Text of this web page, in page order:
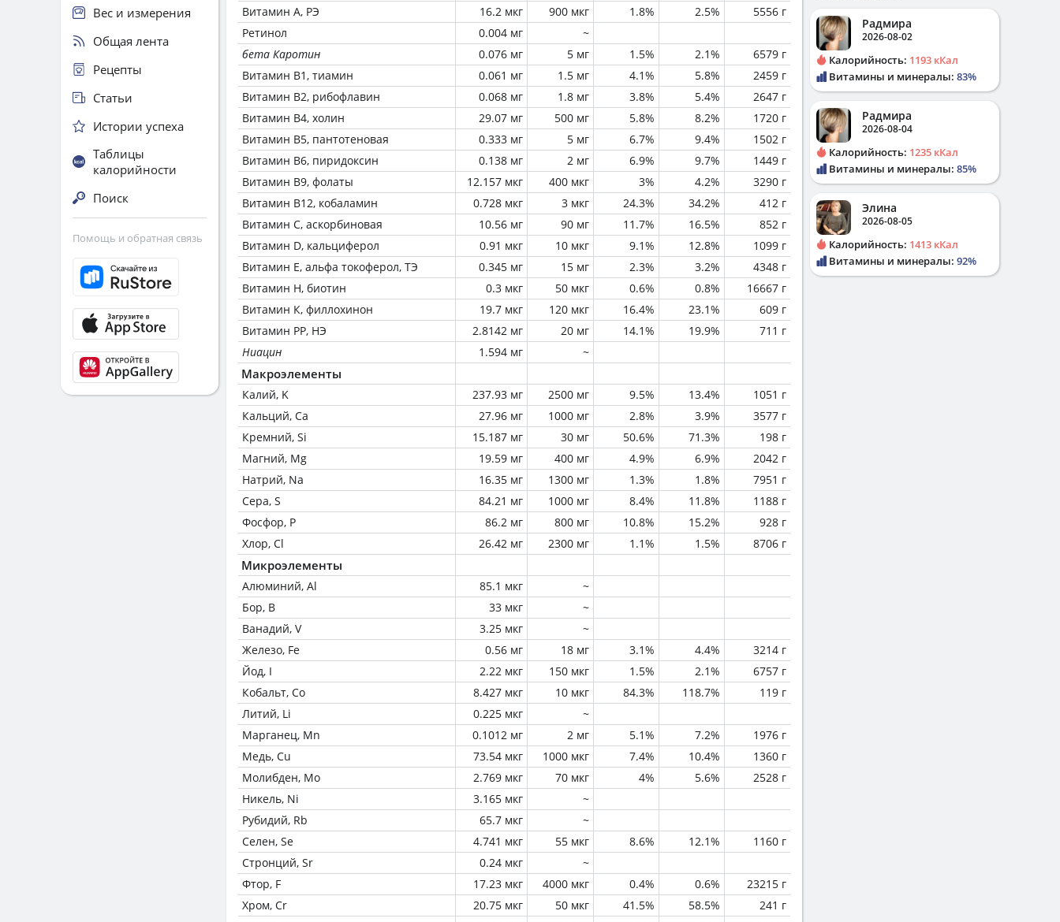
Витамин А, РЭ 16.2 мкг 900 мкг 1.8% 2.5%
5556 г
Ретинол
0.004 мг
~
бета Каротин
0.076 мг 5 мг 1.5% 2.1%
6579 г
Витамин В1, тиамин
0.061 мг 1.5 мг 4.1% 5.8%
2459 г
Витамин В2, рибофлавин
0.068 мг 1.8 мг 3.8% 5.4%
2647 г
Витамин В4, холин
29.07 мг 500 мг 5.8% 8.2%
1720 г
Витамин В5, пантотеновая
0.333 мг 5 мг 6.7% 9.4%
1502 г
Витамин В6, пиридоксин
0.138 мг 2 мг 6.9% 9.7%
1449 г
Витамин В9, фолаты
12.157 мкг 400 мкг 3% 4.2%
3290 г
Витамин В12, кобаламин
0.728 мкг 3 мкг 24.3% 34.2%
412 г
Витамин C, аскорбиновая
10.56 мг 90 мг 11.7% 16.5%
852 г
Витамин D, кальциферол
0.91 мкг 10 мкг 9.1% 12.8%
1099 г
Витамин Е, альфа токоферол, ТЭ
0.345 мг 15 мг 2.3% 3.2%
4348 г
Витамин Н, биотин
0.3 мкг 50 мкг 0.6% 0.8%
16667 г
Витамин К, филлохинон
19.7 мкг 120 мкг 16.4% 23.1%
609 г
Витамин РР, НЭ
2.8142 мг 20 мг 14.1% 19.9%
711 г
Ниацин
1.594 мг ~
Макроэлементы
Калий, K 237.93 мг 2500 мг 9.5% 13.4%
1051 г
Кальций, Ca
27.96 мг 1000 мг 2.8% 3.9%
3577 г
Кремний, Si
15.187 мг 30 мг 50.6% 71.3%
198 г
Магний, Mg
19.59 мг 400 мг 4.9% 6.9%
2042 г
Натрий, Na
16.35 мг 1300 мг 1.3% 1.8%
7951 г
Сера, S
84.21 мг 1000 мг 8.4% 11.8%
1188 г
Фосфор, P
86.2 мг 800 мг 10.8% 15.2%
928 г
Хлор, Cl
26.42 мг 2300 мг 1.1% 1.5% 8706 г
Микроэлементы
Алюминий, Al 85.1 мкг
~
Бор, B
33 мкг
~
Ванадий, V
3.25 мкг
~
Железо, Fe
0.56 мг 18 мг 3.1% 4.4%
3214 г
Йод, I
2.22 мкг 150 мкг 1.5% 2.1%
6757 г
Кобальт, Co
8.427 мкг 10 мкг 84.3% 118.7%
119 г
Литий, Li
0.225 мкг
~
Марганец, Mn
0.1012 мг 2 мг 5.1% 7.2%
1976 г
Медь, Cu
73.54 мкг 1000 мкг 7.4% 10.4%
1360 г
Молибден, Mo
2.769 мкг 70 мкг 4% 5.6%
2528 г
Никель, Ni
3.165 мкг
~
Рубидий, Rb
65.7 мкг
~
Селен, Se
4.741 мкг 55 мкг 8.6% 12.1%
1160 г
Стронций, Sr
0.24 мкг
~
Фтор, F
17.23 мкг 4000 мкг 0.4% 0.6%
23215 г
Хром, Cr
20.75 мкг 50 мкг 41.5% 58.5%
241 г
Вес и измерения
Общая лента
Рецепты
Статьи
Истории успеха
Таблицы
калорийности
Поиск
Помощь и обратная связь
Радмира
2026-08-02
Калорийность: 1193 кКал
Витамины и минералы: 83%
Радмира
2026-08-04
Калорийность: 1235 кКал
Витамины и минералы: 85%
Элина
2026-08-05
Калорийность: 1413 кКал
Витамины и минералы: 92%